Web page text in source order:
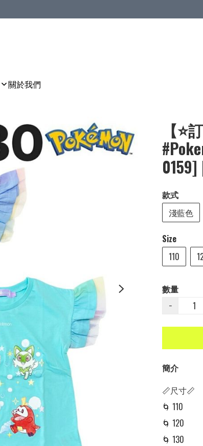
關於我們
【
款式
淺藍色
Size
110
數量
−
簡介
📏尺寸📏
🌀 110
🌀 120
🌀 130